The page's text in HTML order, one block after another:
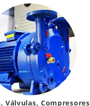
Válvulas, Compresores